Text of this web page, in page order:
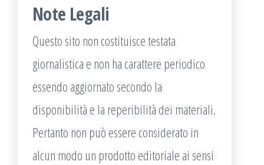
Note Legali
Questo sito non costituisce testata
giornalistica e non ha carattere periodico
essendo aggiornato secondo la
disponibilità e la reperibilità dei materiali.
Pertanto non può essere considerato in
alcun modo un prodotto editoriale ai sensi